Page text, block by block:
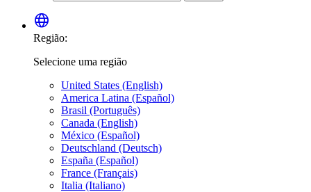
language
Região:
Selecione uma região
United States (English)
America Latina (Español)
Brasil (Português)
Canada (English)
México (Español)
Deutschland (Deutsch)
España (Español)
France (Français)
Italia (Italiano)